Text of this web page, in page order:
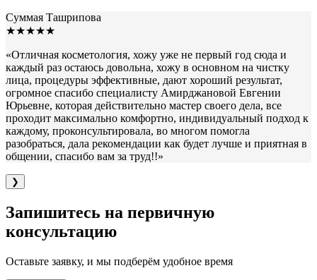
Суммая Ташрипова
★★★★★
«Отличная косметология, хожу уже не первый год сюда и
каждый раз остаюсь довольна, хожу в основном на чистку
лица, процедуры эффективные, дают хороший результат,
огромное спасибо специалисту Амирджановой Евгении
Юрьевне, которая действительно мастер своего дела, все
проходит максимально комфортно, индивидуальный подход к
каждому, проконсультировала, во многом помогла
разобраться, дала рекомендации как будет лучше и приятная в
общении, спасибо вам за труд!!»
❯
Запишитесь на первичную
консультацию
Оставьте заявку, и мы подберём удобное время